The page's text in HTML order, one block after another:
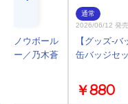
スノウボール
ダー／乃木蒼
通常
2026/06/12 発売
【グッズ-
缶バッジセ
￥880